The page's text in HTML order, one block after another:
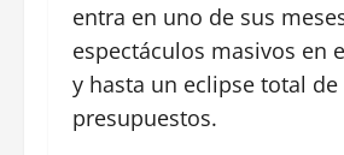
entra en uno de sus
espectáculos masivos en
y hasta un eclipse total
presupuestos.